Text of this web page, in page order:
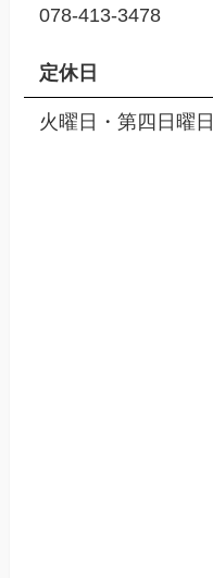
078-413-3478
定休日
火曜日・第四日曜日